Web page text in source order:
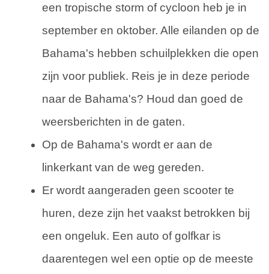
een tropische storm of cycloon heb je in
september en oktober. Alle eilanden op de
Bahama's hebben schuilplekken die open
zijn voor publiek. Reis je in deze periode
naar de Bahama's? Houd dan goed de
weersberichten in de gaten.
Op de Bahama's wordt er aan de
linkerkant van de weg gereden.
Er wordt aangeraden geen scooter te
huren, deze zijn het vaakst betrokken bij
een ongeluk. Een auto of golfkar is
daarentegen wel een optie op de meeste